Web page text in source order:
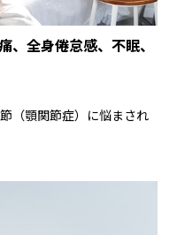
、全身倦怠感、不眠、
（顎関節症）に悩まされ